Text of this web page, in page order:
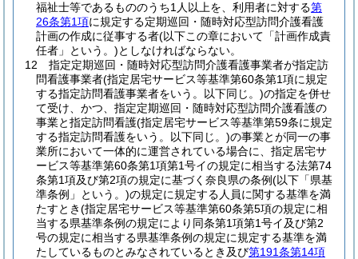
福祉士等であるもののうち1人以上を、利用者に対する第
26条第1項に規定する定期巡回・随時対応型訪問介護看護
計画の作成に従事する者(以下この章において「計画作成責
任者」という。)としなければならない。
12
指定定期巡回・随時対応型訪問介護看護事業者が指定訪
問看護事業者(指定居宅サービス等基準第60条第1項に規定
する指定訪問看護事業者をいう。以下同じ。)の指定を併せ
て受け、かつ、指定定期巡回・随時対応型訪問介護看護の
事業と指定訪問看護(指定居宅サービス等基準第59条に規定
する指定訪問看護をいう。以下同じ。)の事業とが同一の事
業所において一体的に運営されている場合に、指定居宅サ
ービス等基準第60条第1項第1号イの規定に相当する法第74
条第1項及び第2項の規定に基づく奈良県の条例(以下「県基
準条例」という。)の規定に規定する人員に関する基準を満
たすとき(指定居宅サービス等基準第60条第5項の規定に相
当する県基準条例の規定により同条第1項第1号イ及び第2
号の規定に相当する県基準条例の規定に規定する基準を満
たしているものとみなされているとき及び第191条第14項